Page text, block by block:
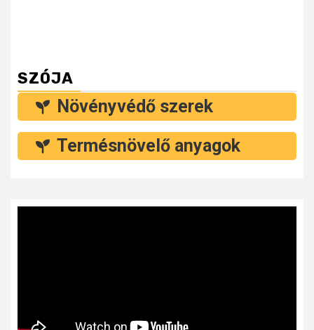
SZÓJA
Növényvédő szerek
Termésnövelő anyagok